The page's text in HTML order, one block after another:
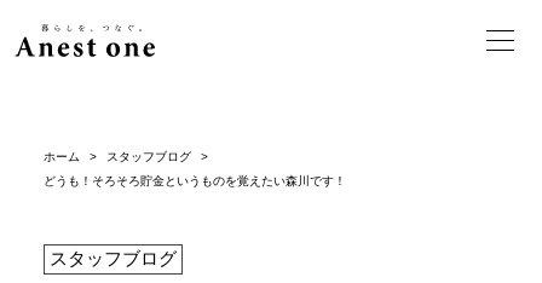
ホーム > スタッフブログ
>
どうも！そろそろ貯金というものを覚えたい森川です！
スタッフブログ